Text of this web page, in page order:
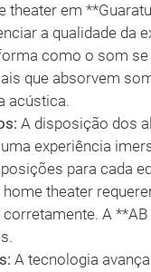
theater em
a qualidade da
como o som se
que absorvem
acústica.
A disposição dos
experiência
para cada
theater
A
A tecnologia